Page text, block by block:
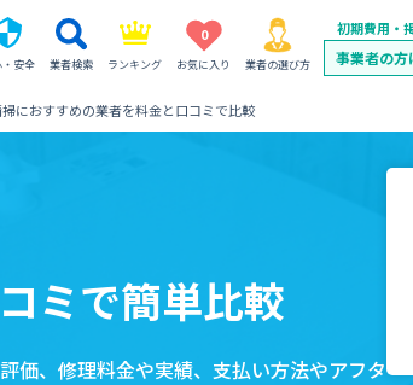
・安全 業者検索 ランキング
0
お気に入り 業者の選び方
初期費用・
事業者の方
におすすめの業者を料金と口コミで比較
ミで簡単比較
価、修理料金や実績、支払い方法やアフタ